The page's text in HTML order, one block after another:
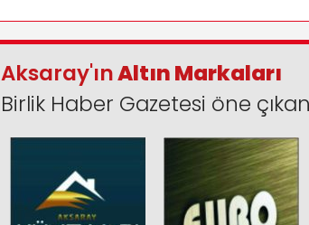
Aksaray'ınAltın Markaları
Birlik Haber Gazetesi öne